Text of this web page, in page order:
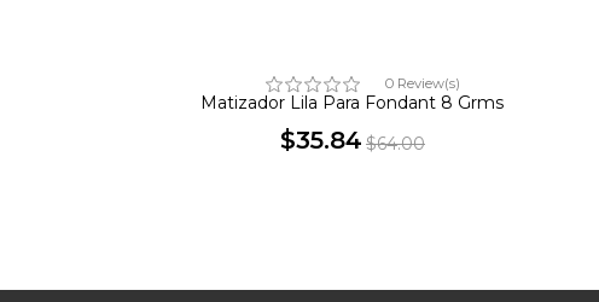
0 Review(s)
Matizador Lila Para Fondant 8 Grms
$35.84 $64.00